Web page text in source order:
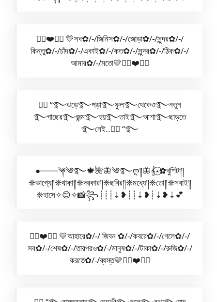
✿⃟❤️✺⃟ 💛সব✿/-/জিনিস✿/-/জোড়া✿/-/সুন্দর✿/-/
কিন্তু✿/-/চাঁদ✿/-/একাই✿/-/কত✿/-/সুন্দর✿/-/ঠিক✿/-/
আমার✿/-/মতো💛✿⃟❤️✺⃟
🧚‍♀️ “࿐ঝড়ে࿐পড়া࿐ফুল࿐থেকেও࿐নতুন
࿐গাছের࿐জন্ম࿐হয়࿐তাই࿐আশা࿐ছাড়তে
࿐নেই..🧚‍♀️ “࿐
●───༆༄࿐🍁🌺🦋༄࿐ღ༎🦋𝄞⋆⃝✿খুশিটা༎
❈ভাগ্যে༎❈থাকা༎❈দরকার༎❈ছবির༎❈মধ্যে༎❈তো༎❈সবাই༎
❈হাসে✧😊✧📸꧂┊┊┊⇣❥┊┊⇣❥┊⇣❥⇣💕
✿⃟❤️✺⃟ 💛আহারে✿/-/ জিবন ✿/-/কবরে✿/-/গেলে✿/-/
সব✿/-/শেষ✿/-/তারপরও✿/-/মানুষ✿/-/টাকা✿/-/রুজি✿/-/
করতে✿/-/ব্যস্ত💛✿⃟❤️✺⃟